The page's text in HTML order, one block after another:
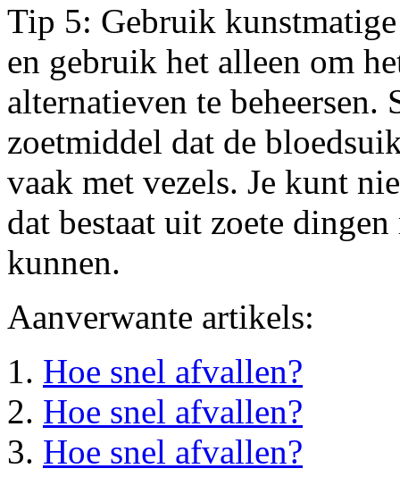
Tip 5: Gebruik
en gebruik het alleen om
alternatieven te
zoetmiddel dat de
vaak met vezels. Je kunt
dat bestaat uit zoete
kunnen.
Aanverwante artikels:
Hoe snel afvallen?
Hoe snel afvallen?
Hoe snel afvallen?